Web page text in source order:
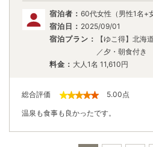
宿泊者： 60代女性（男性1名+
宿泊日： 2025/09/01
宿泊プラン：
【ゆこ得】北海
／夕・朝食付き
料金： 大人1名 11,610円
総合評価 5.00点
温泉も食事も良かったです。